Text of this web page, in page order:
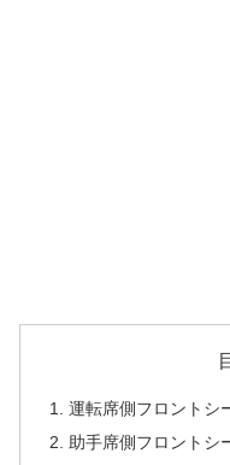
運転席側フロントシ
助手席側フロントシ